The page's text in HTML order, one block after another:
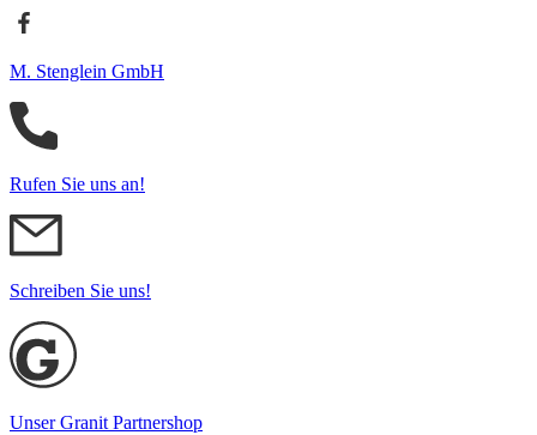
M. Stenglein GmbH
Rufen Sie uns an!
Schreiben Sie uns!
Unser Granit Partnershop